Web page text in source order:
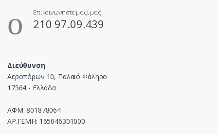
Επικοινωνήστε μαζί μας
210 97.09.439
Διεύθυνση
Αεροπόρων 10, Παλαιό Φάληρο
17564 - Ελλάδα
ΑΦΜ: 801878064
ΑΡ.ΓΕΜΗ: 165046301000